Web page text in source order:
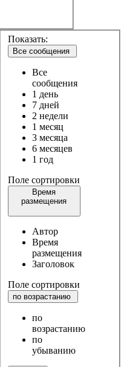
Показать:
Все сообщения
Все
сообщения
1 день
7 дней
2 недели
1 месяц
3 месяца
6 месяцев
1 год
Поле сортировки
Время
размещения
Автор
Время
размещения
Заголовок
Поле сортировки
по возрастанию
по
возрастанию
по
убыванию